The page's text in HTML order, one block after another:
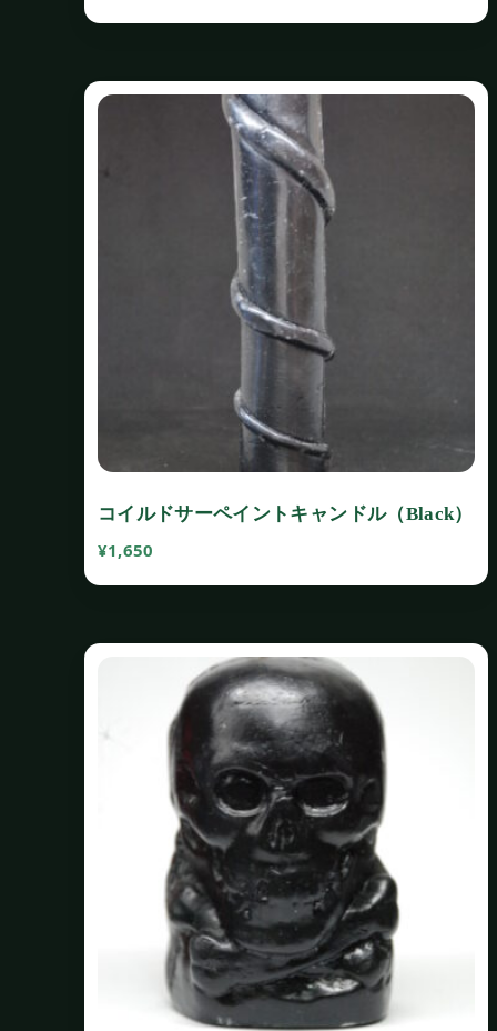
コイルドサーペイントキャンドル（Black）
¥1,650